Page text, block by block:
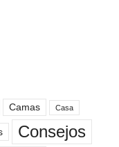
Camas Casa
Consejos